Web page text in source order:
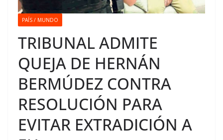
PAÍS / MUNDO
TRIBUNAL ADMITE
QUEJA DE HERNÁN
BERMÚDEZ CONTRA
RESOLUCIÓN PARA
EVITAR EXTRADICIÓN A